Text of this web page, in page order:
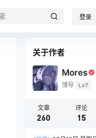
登录
关于作者
Mores
博导 Lv7
文章
260
评论
15